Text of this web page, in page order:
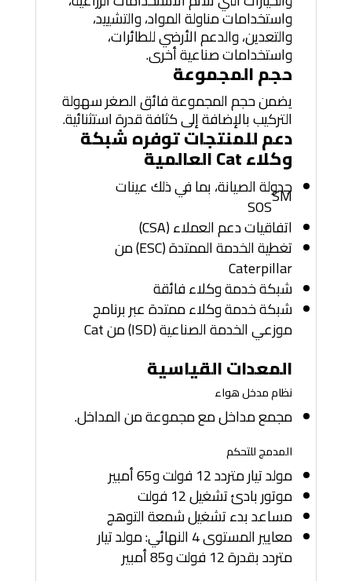
واستخدامات مناولة المواد، والتشييد،
والتعدين، والدعم الأرضي للطائرات،
واستخدامات صناعية أخرى.
حجم المجموعة
يضمن حجم المجموعة فائق الصغر سهولة
التركيب بالإضافة إلى كثافة قدرة استثنائية.
دعم للمنتجات توفره شبكة
وكلاء Cat العالمية
جدولة الصيانة، بما في ذلك عينات
SOSSM
اتفاقيات دعم العملاء (CSA)
تغطية الخدمة الممتدة (ESC) من
Caterpillar
شبكة خدمة وكلاء فائقة
شبكة خدمة وكلاء ممتدة عبر برنامج
موزعي الخدمة الصناعية (ISD) من Cat
المعدات القياسية
نظام مدخل هواء
مجمع مداخل مع مجموعة من المداخل.
المدمج للتحكم
مولد تيار متردد 12 فولت و65 أمبير
موتور بادئ تشغيل 12 فولت
مساعد بدء تشغيل شمعة التوهج
معايير المستوى 4 النهائي: مولد تيار
متردد بقدرة 12 فولت و85 أمبير